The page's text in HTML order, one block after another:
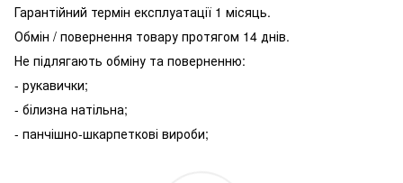
Гарантійний термін експлуатації 1 місяць.
Обмін / повернення товару протягом 14 днів.
Не підлягають обміну та поверненню:
- рукавички;
- білизна натільна;
- панчішно-шкарпеткові вироби;